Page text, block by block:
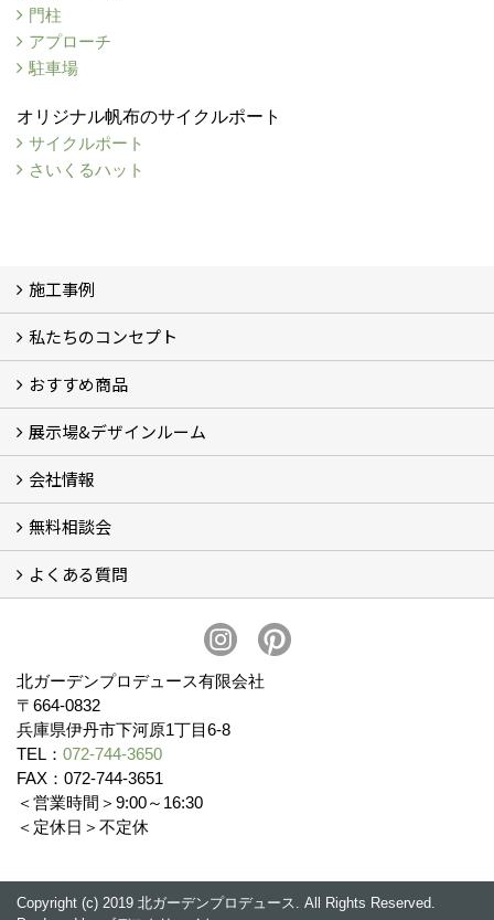
門柱
アプローチ
駐車場
オリジナル帆布のサイクルポート
サイクルポート
さいくるハット
施工事例
施工事例
お客様の声 (46)
私たちのコンセプト
コンセプト
完成までの流れ
お庭のメンテナンスについて
おすすめ商品
オリジナル帆布のサイクルポート
NEW スマートサイクルポート
おしゃれな物置 (8)
門扉 (6)
ウッドフェンス (16)
アイアンの商品 (6)
ガーデニング雑貨 (3)
ガーデン書&ガーデンアート
こだわりのオリジナル商品 一覧
おすすめの植物 (29)
箱庭ガーデン
ポット苗
展示場&デザインルーム
展示場&デザインルーム
会社情報
会社概要
スタッフ紹介 (11)
ブログ
コラム
アクセス
求人募集
無料相談会
無料相談会
よくある質問
アフターサービス・アフターメンテナンスについて (3)
北ガーデンプロデュース有限会社
〒664-0832
兵庫県伊丹市下河原1丁目6-8
TEL： 072-744-3650
FAX：072-744-3651
＜営業時間＞9:00～16:30
＜定休日＞不定休
Copyright (c) 2019 北ガーデンプロデュース. All Rights Reserved.